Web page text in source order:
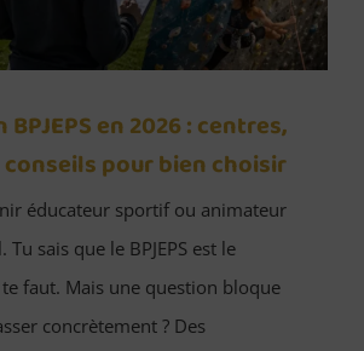
en 2026 : centres,
pour bien choisir
éducateur sportif ou animateur
sais que le BPJEPS est le
faut. Mais une question bloque
concrètement ? Des